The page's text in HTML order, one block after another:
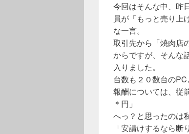
今回はそんな中、昨
員が「もっと売り上
な一言。
取引先から「焼肉店
からですが、そんな
入りました。
台数も２０数台の
報酬については、従
＊円」
へっ？と思ったのは
「安請けするなら断